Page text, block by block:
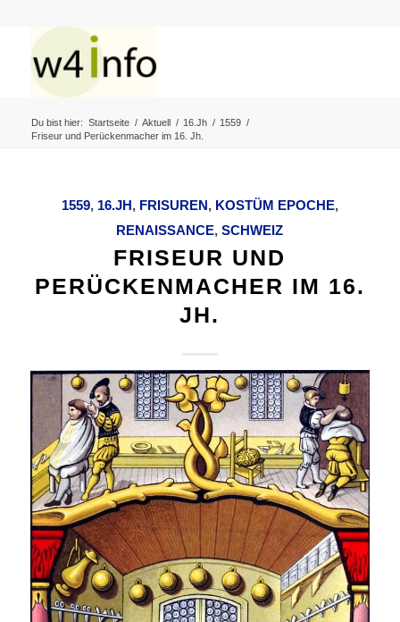
Du bist hier: Startseite / Aktuell / 16.Jh / 1559 /
Friseur und Perückenmacher im 16. Jh.
1559, 16.JH, FRISUREN, KOSTÜM EPOCHE,
RENAISSANCE,SCHWEIZ
FRISEUR UND
PERÜCKENMACHER IM 16.
JH.